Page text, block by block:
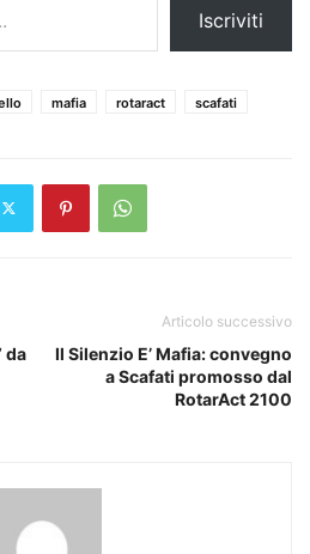
Iscriviti
mafia rotaract scafati
da
Articolo successivo
Il Silenzio E’ Mafia: convegno
a Scafati promosso dal
RotarAct 2100